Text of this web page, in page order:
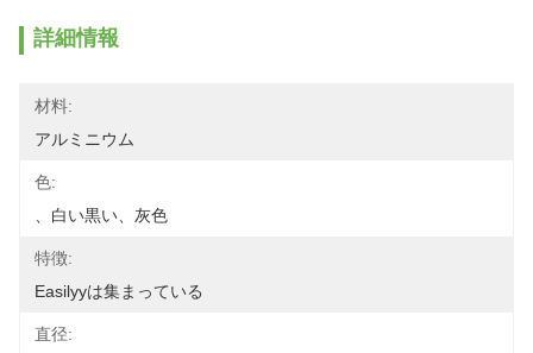
詳細情報
材料:
アルミニウム
色:
、白い黒い、灰色
特徴:
Easilyyは集まっている
直径: